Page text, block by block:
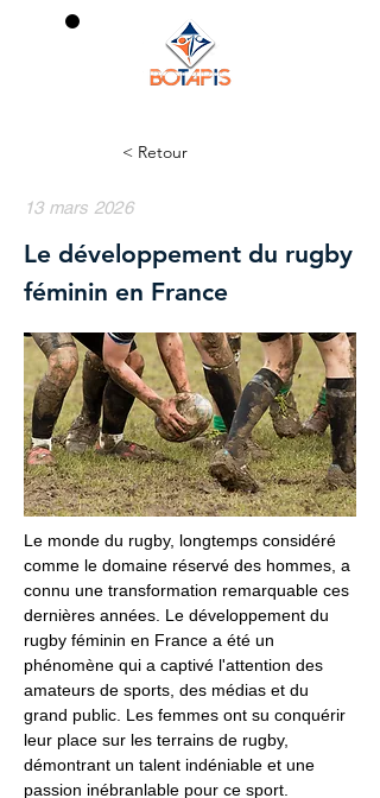
< Retour
13 mars 2026
Le développement du rugby
féminin en France
Le monde du rugby, longtemps considéré
comme le domaine réservé des hommes, a
connu une transformation remarquable ces
dernières années. Le développement du
rugby féminin en France a été un
phénomène qui a captivé l'attention des
amateurs de sports, des médias et du
grand public. Les femmes ont su conquérir
leur place sur les terrains de rugby,
démontrant un talent indéniable et une
passion inébranlable pour ce sport.